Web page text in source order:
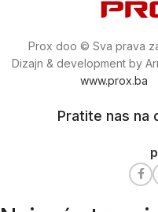
Prox doo © Sva prava
Dizajn & development by
www.prox.ba
Pratite nas na